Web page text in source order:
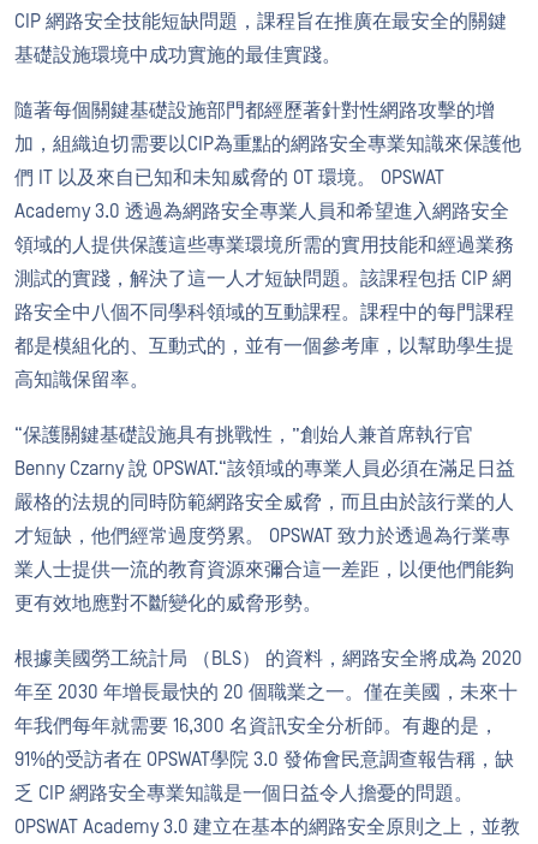
CIP 網路安全技能短缺問題，課程旨在推廣在最安全的關鍵
基礎設施環境中成功實施的最佳實踐。
隨著每個關鍵基礎設施部門都經歷著針對性網路攻擊的增
加，組織迫切需要以CIP為重點的網路安全專業知識來保護他
們 IT 以及來自已知和未知威脅的 OT 環境。 OPSWAT
Academy 3.0 透過為網路安全專業人員和希望進入網路安全
領域的人提供保護這些專業環境所需的實用技能和經過業務
測試的實踐，解決了這一人才短缺問題。該課程包括 CIP 網
路安全中八個不同學科領域的互動課程。課程中的每門課程
都是模組化的、互動式的，並有一個參考庫，以幫助學生提
高知識保留率。
“保護關鍵基礎設施具有挑戰性，”創始人兼首席執行官
Benny Czarny 說 OPSWAT.“該領域的專業人員必須在滿足日益
嚴格的法規的同時防範網路安全威脅，而且由於該行業的人
才短缺，他們經常過度勞累。 OPSWAT 致力於透過為行業專
業人士提供一流的教育資源來彌合這一差距，以便他們能夠
更有效地應對不斷變化的威脅形勢。
根據美國勞工統計局 （BLS） 的資料，網路安全將成為 2020
年至 2030 年增長最快的 20 個職業之一。僅在美國，未來十
年我們每年就需要 16,300 名資訊安全分析師。有趣的是，
91%的受訪者在 OPSWAT學院 3.0 發佈會民意調查報告稱，缺
乏 CIP 網路安全專業知識是一個日益令人擔憂的問題。
OPSWAT Academy 3.0 建立在基本的網路安全原則之上，並教